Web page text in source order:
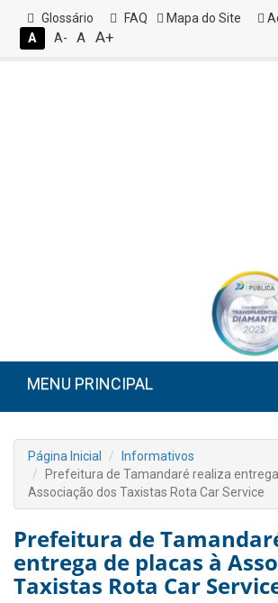
Glossário FAQ Mapa do Site
A
A- A A+
MENU PRINCIPAL
Página Inicial
Informativos
Prefeitura de Tamandaré realiza
Associação dos Taxistas Rota Car Service
Prefeitura de
entrega de placas à
Taxistas Rota Car